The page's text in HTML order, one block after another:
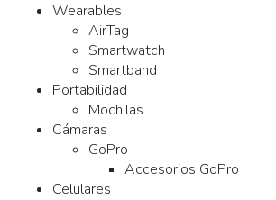
Wearables
AirTag
Smartwatch
Smartband
Portabilidad
Mochilas
Cámaras
GoPro
Accesorios GoPro
Celulares